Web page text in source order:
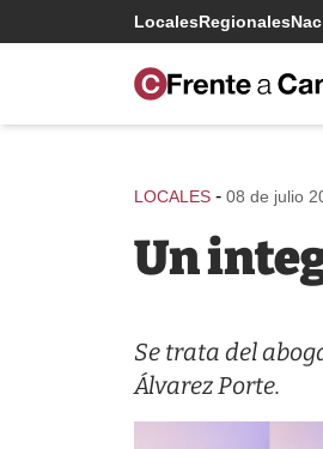
LocalesRegionales
LOCALES - 08 de julio
Un
Se trata del
Álvarez Porte.